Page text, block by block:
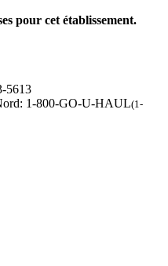
pour cet établissement.
5613
1-800-GO-U-HAUL(1-